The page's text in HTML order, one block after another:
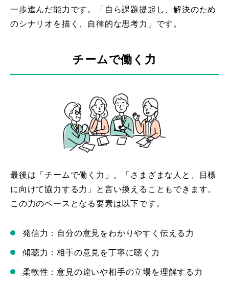
一歩進んだ能力です。「自ら課題提起し、解決のため
のシナリオを描く、自律的な思考力」です。
チームで働く力
最後は「チームで働く力」。「さまざまな人と、目標
に向けて協力する力」と言い換えることもできます。
この力のベースとなる要素は以下です。
発信力：自分の意見をわかりやすく伝える力
傾聴力：相手の意見を丁寧に聴く力
柔軟性：意見の違いや相手の立場を理解する力